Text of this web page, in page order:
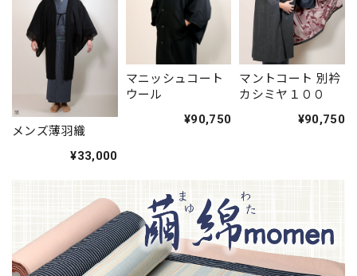
メンズ薄羽織
¥33,000
マニッシュコート
ウール
¥90,750
マントコート 別衿
カシミヤ１００
¥90,750